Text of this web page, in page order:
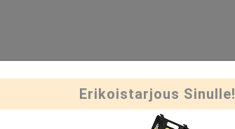
Erikoistarjous Sinulle!